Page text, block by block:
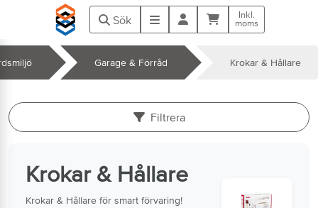
Hoppa till huvudinnehåll
Sök Meny Kundvagn
Inkl.
moms
Garage & Förråd Krokar & Hållare
Filtrera
Krokar & Hållare
Krokar & Hållare för smart förvaring!